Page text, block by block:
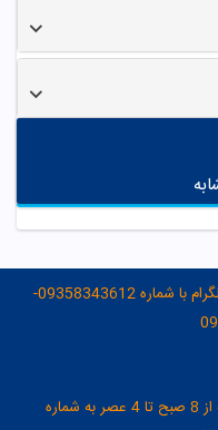
مشاوره رایگان بصورت چت در واتساپ و تلگرام با شماره 09358343612-
تماس تلفنی در روزهای شنبه تا پنج شنبه از 8 صبح تا 4 عصر به شماره